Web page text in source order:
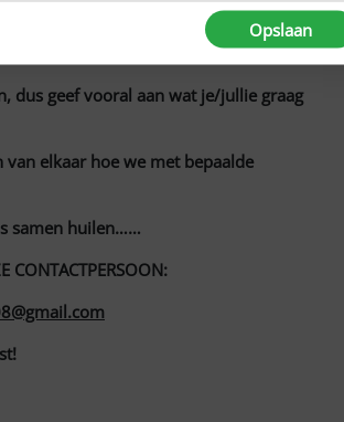
we nodigen een professional uit, die
dus geef vooral aan wat je/jullie graag
elkaar hoe we met bepaalde
samen huilen……
CONTACTPERSOON:
Opslaan